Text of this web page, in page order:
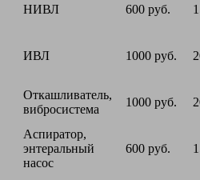
НИВЛ 600 руб.
ИВЛ 1000 руб.
Откашливатель,
вибросистема
1000 руб.
Аспиратор,
энтеральный
насос
600 руб.